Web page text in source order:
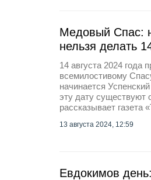
Медовый Спас:
нельзя делать
14 августа 2024
всемилостивому
начинается
эту дату существуют
рассказывает газета
13 августа 2024, 12:59
Евдокимов